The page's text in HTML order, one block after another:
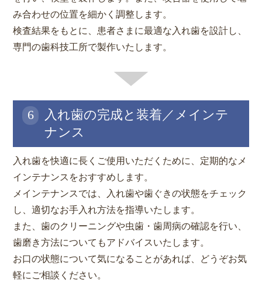
み合わせの位置を細かく調整します。
検査結果をもとに、患者さまに最適な入れ歯を設計し、
専門の歯科技工所で製作いたします。
6
入れ歯の完成と装着／メインテ
ナンス
入れ歯を快適に長くご使用いただくために、定期的なメ
インテナンスをおすすめします。
メインテナンスでは、入れ歯や歯ぐきの状態をチェック
し、適切なお手入れ方法を指導いたします。
また、歯のクリーニングや虫歯・歯周病の確認を行い、
歯磨き方法についてもアドバイスいたします。
お口の状態について気になることがあれば、どうぞお気
軽にご相談ください。